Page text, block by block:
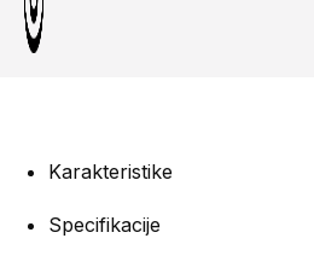
Karakteristike
Specifikacije